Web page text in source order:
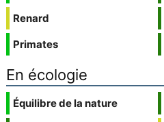
Renard
Primates
En écologie
Équilibre de la nature